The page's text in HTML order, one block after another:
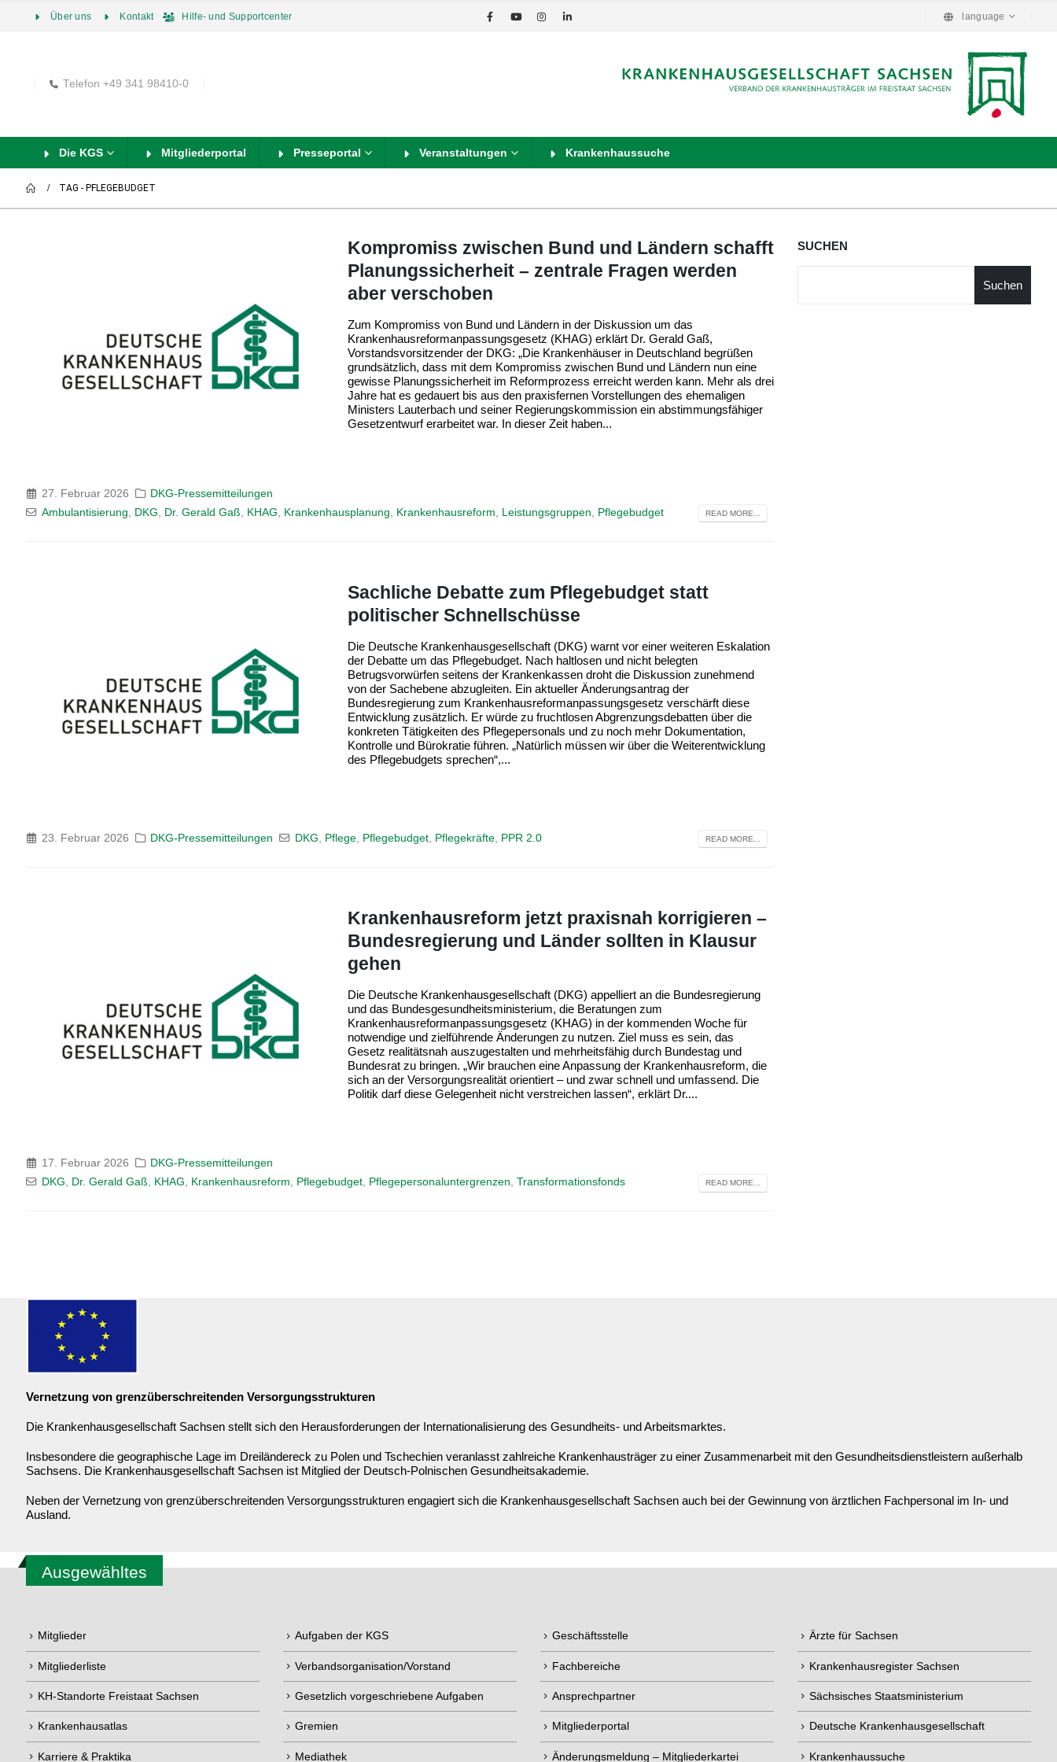
Über uns Kontakt Hilfe- und Supportcenter language
Telefon +49 341 98410-0
Die KGS Mitgliederportal Presseportal Veranstaltungen Krankenhaussuche
TAG - PFLEGEBUDGET
Kompromiss zwischen Bund und Ländern schafft
Planungssicherheit – zentrale Fragen werden
aber verschoben
Zum Kompromiss von Bund und Ländern in der Diskussion um das
Krankenhausreformanpassungsgesetz (KHAG) erklärt Dr. Gerald Gaß,
Vorstandsvorsitzender der DKG: „Die Krankenhäuser in Deutschland begrüßen
grundsätzlich, dass mit dem Kompromiss zwischen Bund und Ländern nun eine
gewisse Planungssicherheit im Reformprozess erreicht werden kann. Mehr als drei
Jahre hat es gedauert bis aus den praxisfernen Vorstellungen des ehemaligen
Ministers Lauterbach und seiner Regierungskommission ein abstimmungsfähiger
Gesetzentwurf erarbeitet war. In dieser Zeit haben...
27. Februar 2026
DKG-Pressemitteilungen
Ambulantisierung, DKG, Dr. Gerald Gaß, KHAG, Krankenhausplanung, Krankenhausreform, Leistungsgruppen, Pflegebudget READ MORE...
Sachliche Debatte zum Pflegebudget statt
politischer Schnellschüsse
Die Deutsche Krankenhausgesellschaft (DKG) warnt vor einer weiteren Eskalation
der Debatte um das Pflegebudget. Nach haltlosen und nicht belegten
Betrugsvorwürfen seitens der Krankenkassen droht die Diskussion zunehmend
von der Sachebene abzugleiten. Ein aktueller Änderungsantrag der
Bundesregierung zum Krankenhausreformanpassungsgesetz verschärft diese
Entwicklung zusätzlich. Er würde zu fruchtlosen Abgrenzungsdebatten über die
konkreten Tätigkeiten des Pflegepersonals und zu noch mehr Dokumentation,
Kontrolle und Bürokratie führen. „Natürlich müssen wir über die Weiterentwicklung
des Pflegebudgets sprechen“,...
23. Februar 2026 DKG-Pressemitteilungen DKG Pflege, Pflegebudget, Pflegekräfte, PPR 2.0 READ MORE...
Krankenhausreform jetzt praxisnah korrigieren –
Bundesregierung und Länder sollten in Klausur
gehen
Die Deutsche Krankenhausgesellschaft (DKG) appelliert an die Bundesregierung
und das Bundesgesundheitsministerium, die Beratungen zum
Krankenhausreformanpassungsgesetz (KHAG) in der kommenden Woche für
notwendige und zielführende Änderungen zu nutzen. Ziel muss es sein, das
Gesetz realitätsnah auszugestalten und mehrheitsfähig durch Bundestag und
Bundesrat zu bringen. „Wir brauchen eine Anpassung der Krankenhausreform, die
sich an der Versorgungsrealität orientiert – und zwar schnell und umfassend. Die
Politik darf diese Gelegenheit nicht verstreichen lassen“, erklärt Dr....
17. Februar 2026
DKG-Pressemitteilungen
DKG, Dr. Gerald Gaß, KHAG, Krankenhausreform, Pflegebudget, Pflegepersonaluntergrenzen, Transformationsfonds READ MORE...
SUCHEN
Suchen
Vernetzung von grenzüberschreitenden Versorgungsstrukturen
Die Krankenhausgesellschaft Sachsen stellt sich den Herausforderungen der Internationalisierung des Gesundheits- und Arbeitsmarktes.
Insbesondere die geographische Lage im Dreiländereck zu Polen und Tschechien veranlasst zahlreiche Krankenhausträger zu einer Zusammenarbeit mit den Gesundheitsdienstleistern außerhalb
Sachsens. Die Krankenhausgesellschaft Sachsen ist Mitglied der Deutsch-Polnischen Gesundheitsakademie.
Neben der Vernetzung von grenzüberschreitenden Versorgungsstrukturen engagiert sich die Krankenhausgesellschaft Sachsen auch bei der Gewinnung von ärztlichen Fachpersonal im In- und
Ausland.
Ausgewähltes
Mitglieder
Mitgliederliste
KH-Standorte Freistaat Sachsen
Krankenhausatlas
Karriere & Praktika
Aufgaben der KGS
Verbandsorganisation/Vorstand
Gesetzlich vorgeschriebene Aufgaben
Gremien
Mediathek
Geschäftsstelle
Fachbereiche
Ansprechpartner
Mitgliederportal
Änderungsmeldung – Mitgliederkartei
Ärzte für Sachsen
Krankenhausregister Sachsen
Sächsisches Staatsministerium
Deutsche Krankenhausgesellschaft
Krankenhaussuche